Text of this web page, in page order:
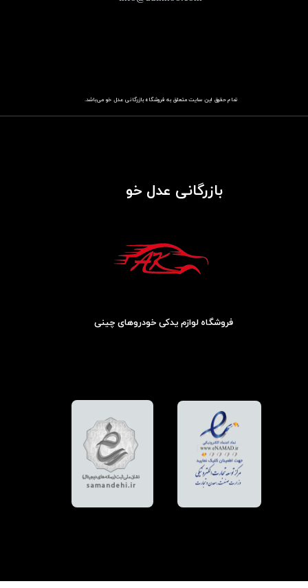
تمام حقوق این سایت متعلق به فروشگاهباز​​​​​​​رگانی عدل خو می‌باشد.
بازرگانی عدل خو
فروشگاه لوازم یدکی خودروهای چینی